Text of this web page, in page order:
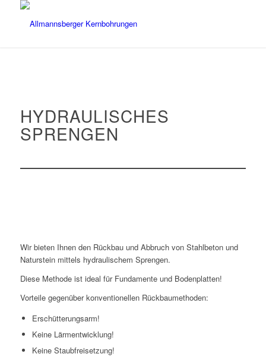
HYDRAULISCHES
SPRENGEN
Wir bieten Ihnen den Rückbau und Abbruch von Stahlbeton und
Naturstein mittels hydraulischem Sprengen.
Diese Methode ist ideal für Fundamente und Bodenplatten!
Vorteile gegenüber konventionellen Rückbaumethoden:
Erschütterungsarm!
Keine Lärmentwicklung!
Keine Staubfreisetzung!